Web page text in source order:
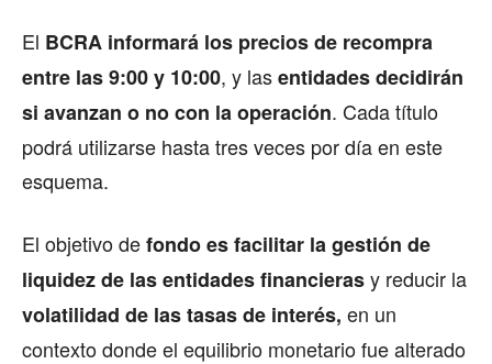
El BCRA informará los precios de recompra
entre las 9:00 y 10:00, y lasentidades decidirán
si avanzan o no con la operación. Cada título
podrá utilizarse hasta tres veces por día en este
esquema.
El objetivo defondo es facilitar la gestión de
liquidez de las entidades financierasy reducir la
volatilidad de las tasas de interés, en un
contexto donde el equilibrio monetario fue alterado